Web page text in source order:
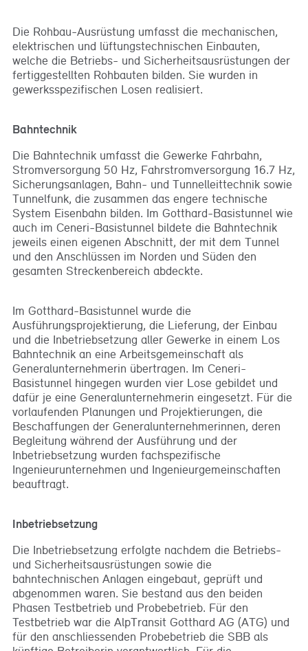
Die Rohbau-Ausrüstung umfasst die mechanischen,
elektrischen und lüftungstechnischen Einbauten,
welche die Betriebs- und Sicherheitsausrüstungen der
fertiggestellten Rohbauten bilden. Sie wurden in
gewerksspezifischen Losen realisiert.
Bahntechnik
Die Bahntechnik umfasst die Gewerke Fahrbahn,
Stromversorgung 50 Hz, Fahrstromversorgung 16.7 Hz,
Sicherungsanlagen, Bahn- und Tunnelleittechnik sowie
Tunnelfunk, die zusammen das engere technische
System Eisenbahn bilden. Im Gotthard-Basistunnel wie
auch im Ceneri-Basistunnel bildete die Bahntechnik
jeweils einen eigenen Abschnitt, der mit dem Tunnel
und den Anschlüssen im Norden und Süden den
gesamten Streckenbereich abdeckte.
Im Gotthard-Basistunnel wurde die
Ausführungsprojektierung, die Lieferung, der Einbau
und die Inbetriebsetzung aller Gewerke in einem Los
Bahntechnik an eine Arbeitsgemeinschaft als
Generalunternehmerin übertragen. Im Ceneri-
Basistunnel hingegen wurden vier Lose gebildet und
dafür je eine Generalunternehmerin eingesetzt. Für die
vorlaufenden Planungen und Projektierungen, die
Beschaffungen der Generalunternehmerinnen, deren
Begleitung während der Ausführung und der
Inbetriebsetzung wurden fachspezifische
Ingenieurunternehmen und Ingenieurgemeinschaften
beauftragt.
Inbetriebsetzung
Die Inbetriebsetzung erfolgte nachdem die Betriebs-
und Sicherheitsausrüstungen sowie die
bahntechnischen Anlagen eingebaut, geprüft und
abgenommen waren. Sie bestand aus den beiden
Phasen Testbetrieb und Probebetrieb. Für den
Testbetrieb war die AlpTransit Gotthard AG (ATG) und
für den anschliessenden Probebetrieb die SBB als